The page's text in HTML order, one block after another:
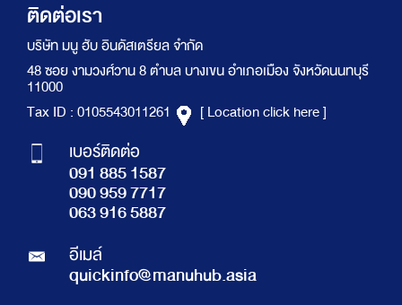
ติดต่อเรา
บริษัท มนู ฮับ อินดัสเตรียล จำกัด
48 ซอย งามวงศ์วาน 8 ตำบล บางเขน อำเภอเมือง จังหวัดนนทบุรี
11000
Tax ID : 0105543011261
[ Location click here ]
เบอร์ติดต่อ
091 885 1587
090 959 7717
063 916 5887
อีเมล์
quickinfo@manuhub.asia